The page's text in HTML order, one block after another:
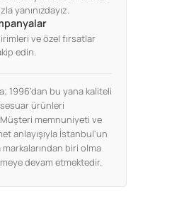
yanınızdayız.
ve özel fırsatlar
edin.
1996'dan bu yana kaliteli
ürünleri
memnuniyeti ve
anlayışıyla İstanbul'un
biri olma
devam etmektedir.